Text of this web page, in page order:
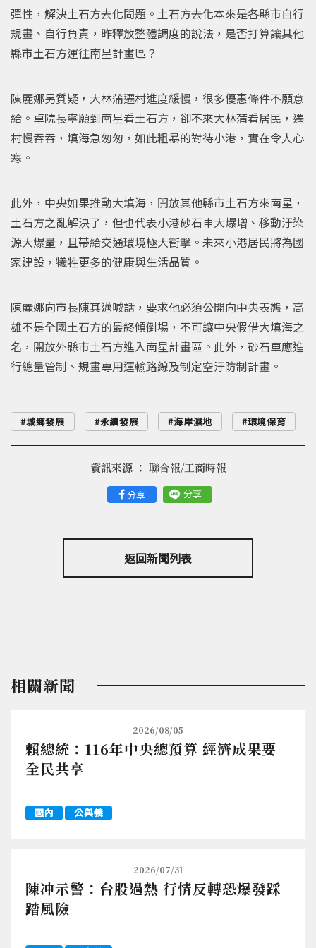
彈性，解決土石方去化問題。土石方去化本來是各縣市自行
規畫、自行負責，昨釋放整體調度的說法，是否打算讓其他
縣市土石方運往南星計畫區？
陳麗娜另質疑，大林蒲遷村進度緩慢，很多優惠條件不願意
給。卓院長寧願到南星看土石方，卻不來大林蒲看居民，遷
村慢吞吞，填海急匆匆，如此粗暴的對待小港，實在令人心
寒。
此外，中央如果推動大填海，開放其他縣市土石方來南星，
土石方之亂解決了，但也代表小港砂石車大爆增、移動汙染
源大爆量，且帶給交通環境極大衝擊。未來小港居民將為國
家建設，犧牲更多的健康與生活品質。
陳麗娜向市長陳其邁喊話，要求他必須公開向中央表態，高
雄不是全國土石方的最終傾倒場，不可讓中央假借大填海之
名，開放外縣市土石方進入南星計畫區。此外，砂石車應進
行總量管制、規畫專用運輸路線及制定空汙防制計畫。
城鄉發展 永續發展 海岸濕地 環境保育
分享 分享
資訊來源 ： 聯合報/工商時報
返回新聞列表
相關新聞
2026/08/05
賴總統：116年中央總預算 經濟成果要
全民共享
國內 公與義
2026/07/31
陳冲示警：台股過熱 行情反轉恐爆發踩
踏風險